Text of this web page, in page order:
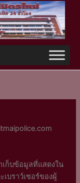
เก็บข้อมูลที่แสดงใน
บราว์เซอร์ของผู้